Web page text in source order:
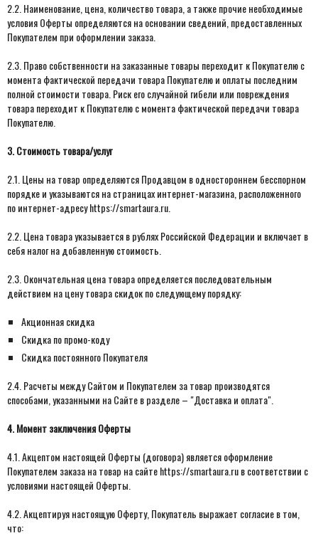
2.2. Наименование, цена, количество товара, а также прочие необходимые
условия Оферты определяются на основании сведений, предоставленных
Покупателем при оформлении заказа.
2.3. Право собственности на заказанные товары переходит к Покупателю с
момента фактической передачи товара Покупателю и оплаты последним
полной стоимости товара. Риск его случайной гибели или повреждения
товара переходит к Покупателю с момента фактической передачи товара
Покупателю.
3. Стоимость товара/услуг
2.1. Цены на товар определяются Продавцом в одностороннем бесспорном
порядке и указываются на страницах интернет-магазина, расположенного
по интернет-адресу https://smartaura.ru.
2.2. Цена товара указывается в рублях Российской Федерации и включает в
себя налог на добавленную стоимость.
2.3. Окончательная цена товара определяется последовательным
действием на цену товара скидок по следующему порядку:
Акционная скидка
Скидка по промо-коду
Скидка постоянного Покупателя
2.4. Расчеты между Сайтом и Покупателем за товар производятся
способами, указанными на Сайте в разделе – "Доставка и оплата".
4. Момент заключения Оферты
4.1. Акцептом настоящей Оферты (договора) является оформление
Покупателем заказа на товар на сайте https://smartaura.ru в соответствии с
условиями настоящей Оферты.
4.2. Акцептируя настоящую Оферту, Покупатель выражает согласие в том,
что: